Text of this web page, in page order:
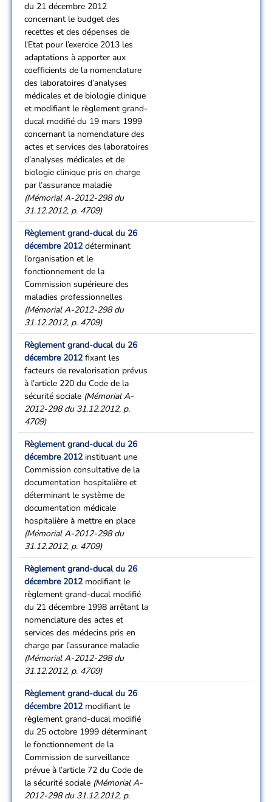
du 21 décembre 2012
concernant le budget des
recettes et des dépenses de
l’Etat pour l’exercice 2013 les
adaptations à apporter aux
coefficients de la nomenclature
des laboratoires d’analyses
médicales et de biologie clinique
et modifiant le règlement grand-
ducal modifié du 19 mars 1999
concernant la nomenclature des
actes et services des laboratoires
d’analyses médicales et de
biologie clinique pris en charge
par l’assurance maladie
(Mémorial A-2012-298 du
31.12.2012, p. 4709)
Règlement grand-ducal du 26
décembre 2012 déterminant
l’organisation et le
fonctionnement de la
Commission supérieure des
maladies professionnelles
(Mémorial A-2012-298 du
31.12.2012, p. 4709)
Règlement grand-ducal du 26
décembre 2012 fixant les
facteurs de revalorisation prévus
à l’article 220 du Code de la
sécurité sociale (Mémorial A-
2012-298 du 31.12.2012, p.
4709)
Règlement grand-ducal du 26
décembre 2012 instituant une
Commission consultative de la
documentation hospitalière et
déterminant le système de
documentation médicale
hospitalière à mettre en place
(Mémorial A-2012-298 du
31.12.2012, p. 4709)
Règlement grand-ducal du 26
décembre 2012 modifiant le
règlement grand-ducal modifié
du 21 décembre 1998 arrêtant la
nomenclature des actes et
services des médecins pris en
charge par l’assurance maladie
(Mémorial A-2012-298 du
31.12.2012, p. 4709)
Règlement grand-ducal du 26
décembre 2012 modifiant le
règlement grand-ducal modifié
du 25 octobre 1999 déterminant
le fonctionnement de la
Commission de surveillance
prévue à l’article 72 du Code de
la sécurité sociale (Mémorial A-
2012-298 du 31.12.2012, p.